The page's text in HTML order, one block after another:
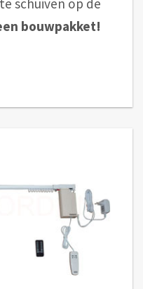
schuiven op de
bouwpakket!